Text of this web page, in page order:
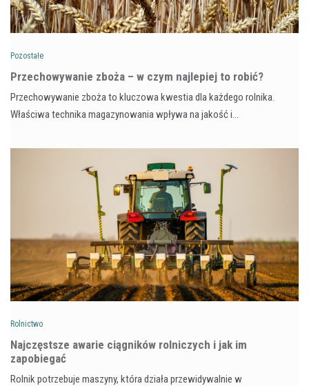
Pozostałe
Przechowywanie zboża – w czym najlepiej to robić?
Przechowywanie zboża to kluczowa kwestia dla każdego rolnika.
Właściwa technika magazynowania wpływa na jakość i…
Rolnictwo
Najczęstsze awarie ciągników rolniczych i jak im
zapobiegać
Rolnik potrzebuje maszyny, która działa przewidywalnie w